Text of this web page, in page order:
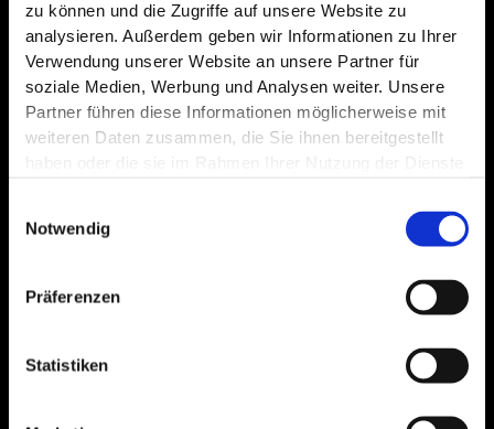
zu können und die Zugriffe auf unsere Website zu
analysieren. Außerdem geben wir Informationen zu Ihrer
Verwendung unserer Website an unsere Partner für
soziale Medien, Werbung und Analysen weiter. Unsere
Partner führen diese Informationen möglicherweise mit
weiteren Daten zusammen, die Sie ihnen bereitgestellt
Notwendig
Präferenzen
Statistiken